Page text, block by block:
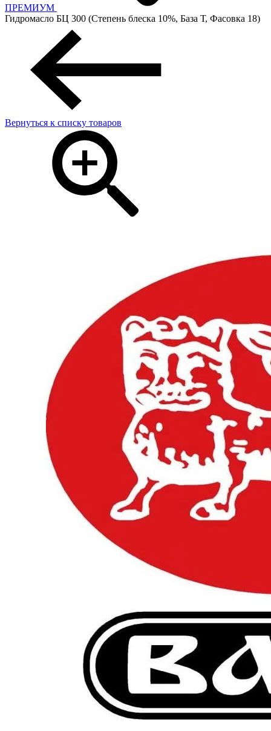
ПРЕМИУМ
Гидромасло БЦ 300 (Степень блеска 10%, База Т, Фасовка 18)
Вернуться к списку товаров